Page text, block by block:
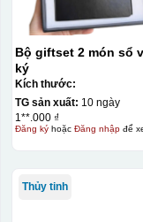
Bộ giftset 2 món sổ
ký
Kích thước:
TG sản xuất: 10 ngày
1**.000 ₫
Đăng kýhoặc Đăng nhậpđể
Thủy tinh